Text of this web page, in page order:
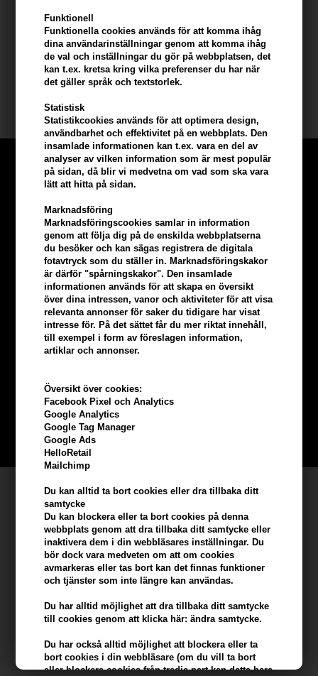
Funktionell
Funktionella cookies används för att komma ihåg
dina användarinställningar genom att komma ihåg
de val och inställningar du gör på webbplatsen, det
kan t.ex. kretsa kring vilka preferenser du har när
det gäller språk och textstorlek.
Statistisk
Statistikcookies används för att optimera design,
användbarhet och effektivitet på en webbplats. Den
insamlade informationen kan t.ex. vara en del av
analyser av vilken information som är mest populär
på sidan, då blir vi medvetna om vad som ska vara
lätt att hitta på sidan.
Marknadsföring
Marknadsföringscookies samlar in information
genom att följa dig på de enskilda webbplatserna
du besöker och kan sägas registrera de digitala
fotavtryck som du ställer in. Marknadsföringskakor
är därför "spårningskakor". Den insamlade
informationen används för att skapa en översikt
över dina intressen, vanor och aktiviteter för att visa
relevanta annonser för saker du tidigare har visat
intresse för. På det sättet får du mer riktat innehåll,
till exempel i form av föreslagen information,
artiklar och annonser.
Översikt över cookies:
Facebook Pixel och Analytics
Google Analytics
Google Tag Manager
Google Ads
HelloRetail
Mailchimp
Du kan alltid ta bort cookies eller dra tillbaka ditt
samtycke
Du kan blockera eller ta bort cookies på denna
webbplats genom att dra tillbaka ditt samtycke eller
inaktivera dem i din webbläsares inställningar. Du
bör dock vara medveten om att om cookies
avmarkeras eller tas bort kan det finnas funktioner
och tjänster som inte längre kan användas.
Du har alltid möjlighet att dra tillbaka ditt samtycke
till cookies genom att klicka här: ändra samtycke.
Du har också alltid möjlighet att blockera eller ta
bort cookies i din webbläsare (om du vill ta bort
eller blockera cookies från tredje part kan detta bara
- föna håret
- kan också användas i torrt hår om du vill ha en finish med struktur
Innehåll: 150 ml
KMS Kalifornien
Tjäna5% bonuspå hela din
beställning
Bli en del av vår kundklubb gratis och få rabatter när du handlar
BLI EN GRATIS MEDLEM HÄR
Kundservice
Hair247
Frisenborgvej 6A
DK-7800 Skive
info@hair247.se
Kom ihåg att vi har
100% nöjdhet - 356 dagars returpolicy